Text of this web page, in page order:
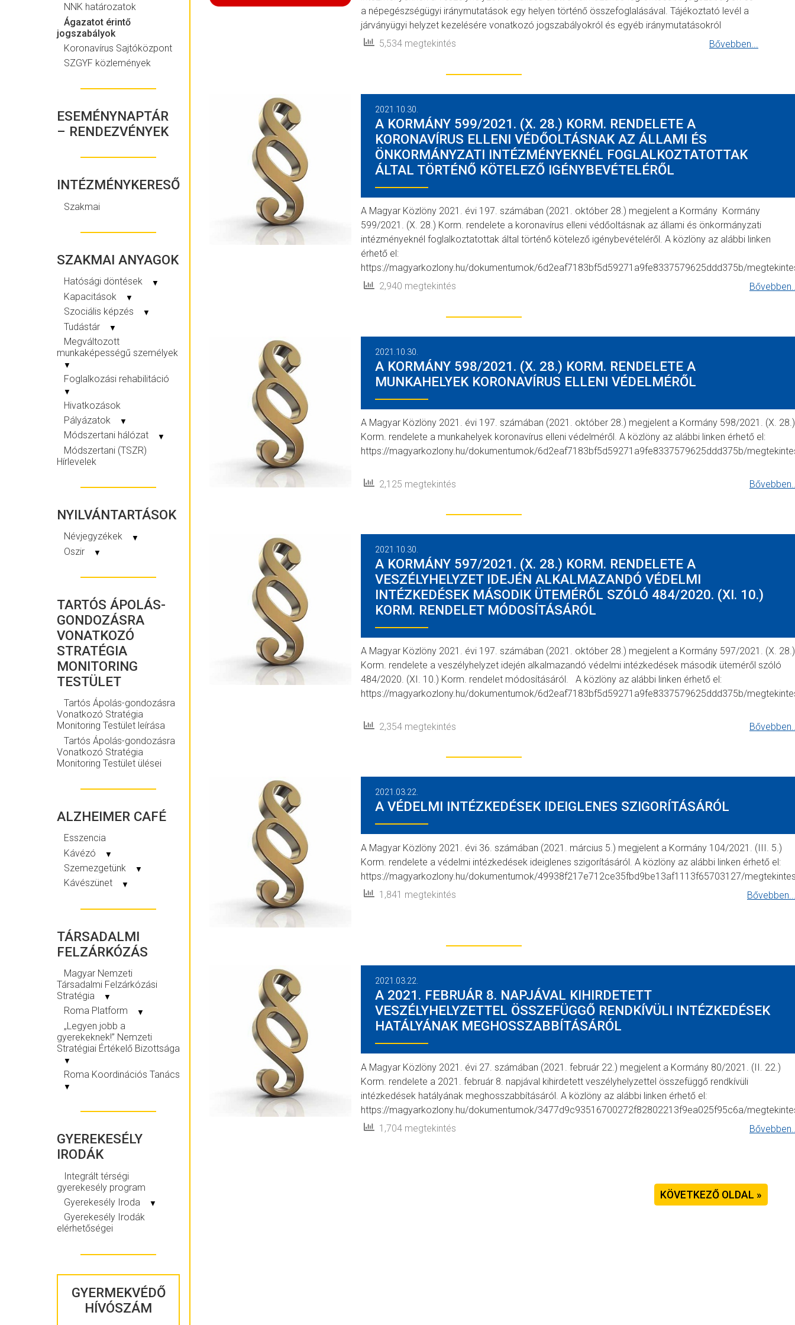
NNK határozatok
Ágazatot érintő
jogszabályok
Koronavírus Sajtóközpont
SZGYF közlemények
ESEMÉNYNAPTÁR
– RENDEZVÉNYEK
INTÉZMÉNYKERESŐ
Szakmai
SZAKMAI ANYAGOK
Hatósági döntések ▼
Kapacitások ▼
Szociális képzés ▼
Tudástár ▼
Megváltozott
munkaképességű személyek
▼
Foglalkozási rehabilitáció
▼
Hivatkozások
Pályázatok
▼
Módszertani hálózat ▼
Módszertani (TSZR)
Hírlevelek
NYILVÁNTARTÁSOK
Névjegyzékek ▼
Oszir ▼
TARTÓS ÁPOLÁS-
GONDOZÁSRA
VONATKOZÓ
STRATÉGIA
MONITORING
TESTÜLET
Tartós Ápolás-gondozásra
Vonatkozó Stratégia
Monitoring Testület leírása
Tartós Ápolás-gondozásra
Vonatkozó Stratégia
Monitoring Testület ülései
ALZHEIMER CAFÉ
Esszencia
Kávézó
▼
Szemezgetünk ▼
Kávészünet ▼
TÁRSADALMI
FELZÁRKÓZÁS
Magyar Nemzeti
Társadalmi Felzárkózási
Stratégia
▼
Roma Platform ▼
„Legyen jobb a
gyerekeknek!” Nemzeti
Stratégiai Értékelő Bizottsága
▼
Roma Koordinációs Tanács
▼
GYEREKESÉLY
IRODÁK
Integrált térségi
gyerekesély program
Gyerekesély Iroda
▼
Gyerekesély Irodák
elérhetőségei
GYERMEKVÉDŐ
HÍVÓSZÁM
a népegészségügyi iránymutatások egy helyen történő összefoglalásával. Tájékoztató levél a
járványügyi helyzet kezelésére vonatkozó jogszabályokról és egyéb iránymutatásokról
5,534 megtekintés
Bővebben...
2021.10.30.
A KORMÁNY 599/2021. (X. 28.) KORM. RENDELETE A
KORONAVÍRUS ELLENI VÉDŐOLTÁSNAK AZ ÁLLAMI ÉS
ÖNKORMÁNYZATI INTÉZMÉNYEKNÉL FOGLALKOZTATOTTAK
ÁLTAL TÖRTÉNŐ KÖTELEZŐ IGÉNYBEVÉTELÉRŐL
A Magyar Közlöny 2021. évi 197. számában (2021. október 28.) megjelent a Kormány Kormány
599/2021. (X. 28.) Korm. rendelete a koronavírus elleni védőoltásnak az állami és önkormányzati
intézményeknél foglalkoztatottak által történő kötelező igénybevételéről. A közlöny az alábbi linken
érhető el:
https://magyarkozlony.hu/dokumentumok/6d2eaf7183bf5d59271a9fe8337579625ddd375b/
2,940 megtekintés
2021.10.30.
A KORMÁNY 598/2021. (X. 28.) KORM. RENDELETE A
MUNKAHELYEK KORONAVÍRUS ELLENI VÉDELMÉRŐL
A Magyar Közlöny 2021. évi 197. számában (2021. október 28.) megjelent a Kormány 598/2021. (X. 28.)
Korm. rendelete a munkahelyek koronavírus elleni védelméről. A közlöny az alábbi linken érhető el:
https://magyarkozlony.hu/dokumentumok/6d2eaf7183bf5d59271a9fe8337579625ddd375b/
2,125 megtekintés
2021.10.30.
A KORMÁNY 597/2021. (X. 28.) KORM. RENDELETE A
VESZÉLYHELYZET IDEJÉN ALKALMAZANDÓ VÉDELMI
INTÉZKEDÉSEK MÁSODIK ÜTEMÉRŐL SZÓLÓ 484/2020. (XI. 10.)
KORM. RENDELET MÓDOSÍTÁSÁRÓL
A Magyar Közlöny 2021. évi 197. számában (2021. október 28.) megjelent a Kormány 597/2021. (X. 28.)
Korm. rendelete a veszélyhelyzet idején alkalmazandó védelmi intézkedések második üteméről szóló
484/2020. (XI. 10.) Korm. rendelet módosításáról. A közlöny az alábbi linken érhető el:
https://magyarkozlony.hu/dokumentumok/6d2eaf7183bf5d59271a9fe8337579625ddd375b/
2,354 megtekintés
2021.03.22.
A VÉDELMI INTÉZKEDÉSEK IDEIGLENES SZIGORÍTÁSÁRÓL
A Magyar Közlöny 2021. évi 36. számában (2021. március 5.) megjelent a Kormány 104/2021. (III. 5.)
Korm. rendelete a védelmi intézkedések ideiglenes szigorításáról. A közlöny az alábbi linken érhető el:
https://magyarkozlony.hu/dokumentumok/49938f217e712ce35fbd9be13af1113f65703127/
1,841 megtekintés
2021.03.22.
A 2021. FEBRUÁR 8. NAPJÁVAL KIHIRDETETT
VESZÉLYHELYZETTEL ÖSSZEFÜGGŐ RENDKÍVÜLI INTÉZKEDÉSEK
HATÁLYÁNAK MEGHOSSZABBÍTÁSÁRÓL
A Magyar Közlöny 2021. évi 27. számában (2021. február 22.) megjelent a Kormány 80/2021. (II. 22.)
Korm. rendelete a 2021. február 8. napjával kihirdetett veszélyhelyzettel összefüggő rendkívüli
intézkedések hatályának meghosszabbításáról. A közlöny az alábbi linken érhető el:
https://magyarkozlony.hu/dokumentumok/3477d9c93516700272f82802213f9ea025f95c6a/
1,704 megtekintés
KÖVETKEZŐ OLDAL »